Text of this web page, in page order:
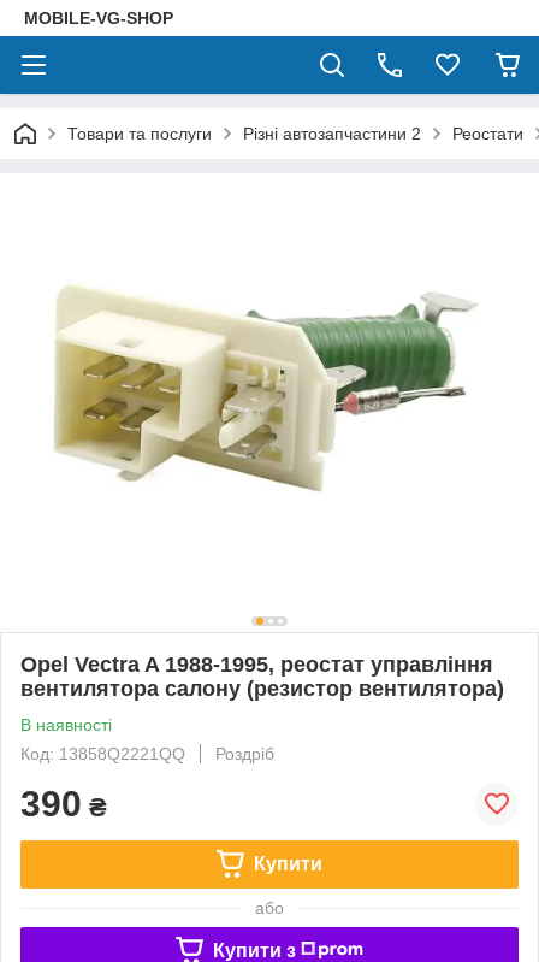
MOBILE-VG-SHOP
Товари та послуги Різні автозапчастини 2 Реостати
Opel Vectra A 1988-1995, реостат управління
вентилятора салону (резистор вентилятора)
В наявності
Код: 13858Q2221QQ
Роздріб
390 ₴
Купити
або
Купити з